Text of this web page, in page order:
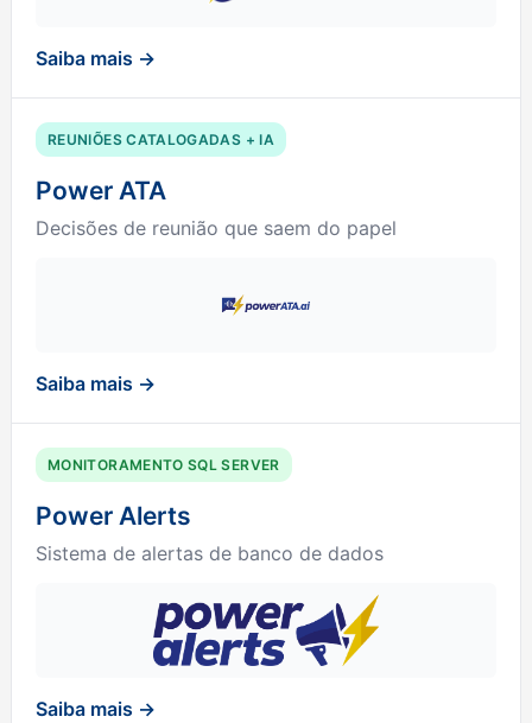
Saiba mais →
REUNIÕES CATALOGADAS + IA
Power ATA
Decisões de reunião que saem do papel
Saiba mais →
MONITORAMENTO SQL SERVER
Power Alerts
Sistema de alertas de banco de dados
Saiba mais →